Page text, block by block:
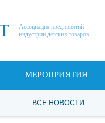
Ассоциация предприятий
индустрии детских товаров
МЕРОПРИЯТИЯ
ВСЕ НОВОСТИ